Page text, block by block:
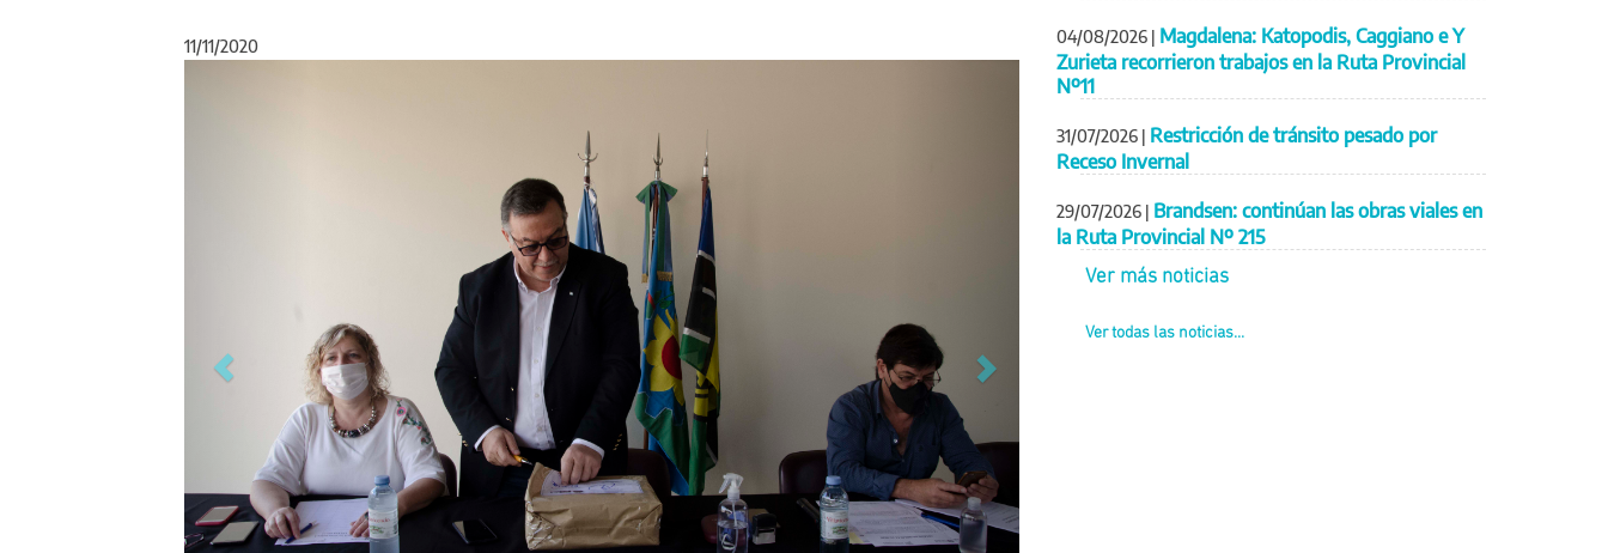
11/11/2020
Siguiente
04/08/2026 | Magdalena: Katopodis, Caggiano e Y
Zurieta recorrieron trabajos en la Ruta Provincial
Nº11
31/07/2026 | Restricción de tránsito pesado por
Receso Invernal
29/07/2026 | Brandsen: continúan las obras viales en
la Ruta Provincial Nº 215
Ver más noticias
Ver todas las noticias...